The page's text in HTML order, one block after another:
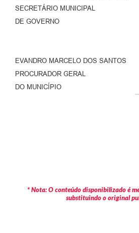
SECRETÁRIO MUNICIPAL
DE GOVERNO
EVANDRO MARCELO DOS SANTOS
PROCURADOR GERAL
DO MUNICÍPIO
* Nota: O conteúdo disponibilizado é
substituindo o original